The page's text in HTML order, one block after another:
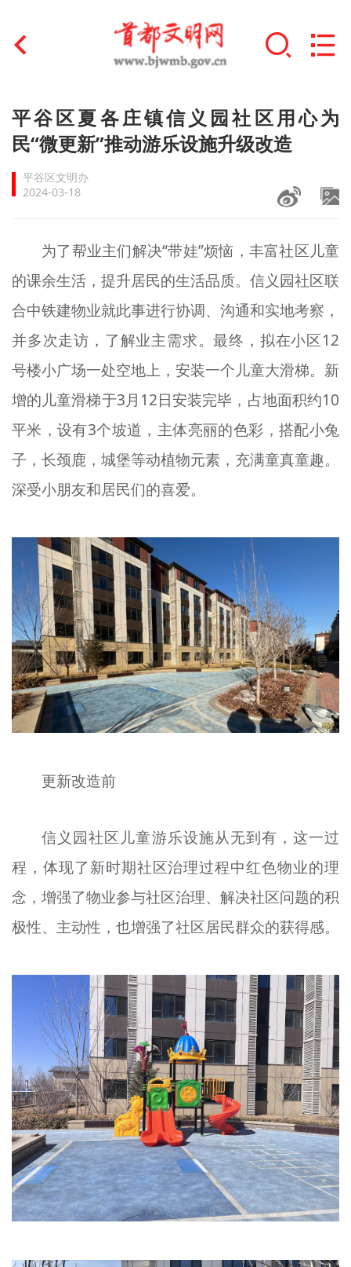
首页
文明创建
文明实践
未成年人思想道德建设
榜样人物
+
身边好人
文明评论
北京宣传文化引导基金
专题
平谷区夏各庄镇信义园社区用心为
民“微更新”推动游乐设施升级改造
平谷区文明办
2024-03-18
为了帮业主们解决“带娃”烦恼，丰富社区儿童
的课余生活，提升居民的生活品质。信义园社区联
合中铁建物业就此事进行协调、沟通和实地考察，
并多次走访，了解业主需求。最终，拟在小区12
号楼小广场一处空地上，安装一个儿童大滑梯。新
增的儿童滑梯于3月12日安装完毕，占地面积约10
平米，设有3个坡道，主体亮丽的色彩，搭配小兔
子，长颈鹿，城堡等动植物元素，充满童真童趣。
深受小朋友和居民们的喜爱。
更新改造前
信义园社区儿童游乐设施从无到有，这一过
程，体现了新时期社区治理过程中红色物业的理
念，增强了物业参与社区治理、解决社区问题的积
极性、主动性，也增强了社区居民群众的获得感。